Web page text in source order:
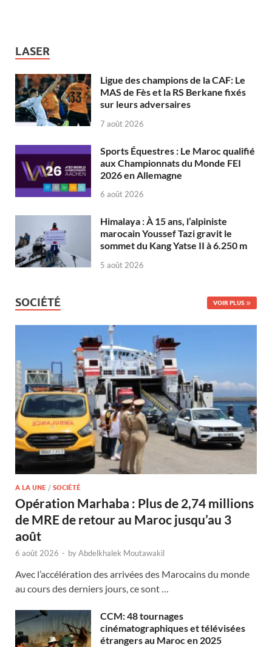
LASER
Ligue des champions de la CAF: Le
MAS de Fès et la RS Berkane fixés
sur leurs adversaires
7 août 2026
Sports Équestres : Le Maroc qualifié
aux Championnats du Monde FEI
2026 en Allemagne
6 août 2026
Himalaya : À 15 ans, l’alpiniste
marocain Youssef Tazi gravit le
sommet du Kang Yatse II à 6.250 m
5 août 2026
SOCIÉTÉ VOIR PLUS
A LA UNE / SOCIÉTÉ
Opération Marhaba : Plus de 2,74 millions
de MRE de retour au Maroc jusqu’au 3
août
6 août 2026 - byAbdelkhalek Moutawakil
Avec l’accélération des arrivées des Marocains du monde
au cours des derniers jours, ce sont …
CCM: 48 tournages
cinématographiques et télévisées
étrangers au Maroc en 2025